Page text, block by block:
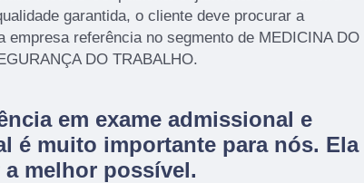
garantida, o cliente deve procurar a
empresa referência no segmento de MEDICINA DO
DO TRABALHO.
em exame admissional e
é muito importante para nós. Ela
a melhor possível.